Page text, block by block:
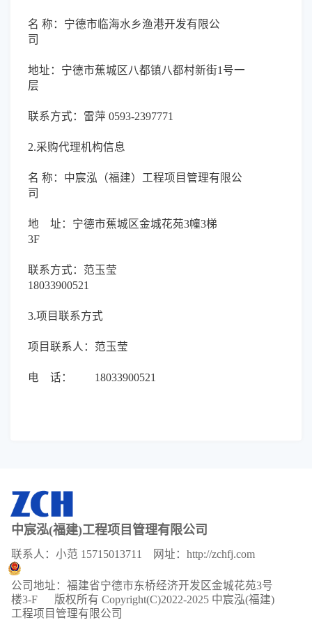
名 称：宁德市临海水乡渔港开发有限公
司
地址：宁德市蕉城区八都镇八都村新街1号一
层
联系方式：雷萍 0593-2397771
2.采购代理机构信息
名 称：中宸泓（福建）工程项目管理有限公
司
地 址：宁德市蕉城区金城花苑3幢3梯
3F
联系方式：范玉莹
18033900521
3.项目联系方式
项目联系人：范玉莹
电 话： 18033900521
中宸泓(福建)工程项目管理有限公司
联系人：小范 15715013711 网址：http://zchfj.com
公司地址：福建省宁德市东桥经济开发区金城花苑3号
楼3-F 版权所有 Copyright(C)2022-2025 中宸泓(福建)
工程项目管理有限公司